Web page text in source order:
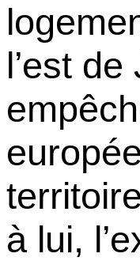
l’est
à lui,